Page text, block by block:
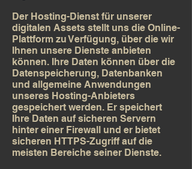
Der Hosting-Dienst für unserer
digitalen Assets stellt uns die Online-
Plattform zu Verfügung, über die wir
Ihnen unsere Dienste anbieten
können. Ihre Daten können über die
Datenspeicherung, Datenbanken
und allgemeine Anwendungen
unseres Hosting-Anbieters
gespeichert werden. Er speichert
Ihre Daten auf sicheren Servern
hinter einer Firewall und er bietet
sicheren HTTPS-Zugriff auf die
meisten Bereiche seiner Dienste.